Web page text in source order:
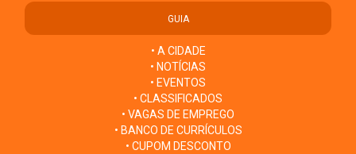
GUIA
• A CIDADE
• NOTÍCIAS
• EVENTOS
• CLASSIFICADOS
• VAGAS DE EMPREGO
• BANCO DE CURRÍCULOS
• CUPOM DESCONTO